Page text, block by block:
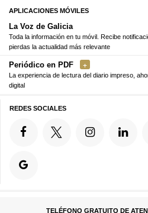
APLICACIONES MÓVILES
La Voz de Galicia
Toda la información en tu móvil. Recibe
pierdas la actualidad más relevante
Periódico en PDF
La experiencia de lectura del diario impreso,
digital
REDES SOCIALES
TELÉFONO GRATUITO DE